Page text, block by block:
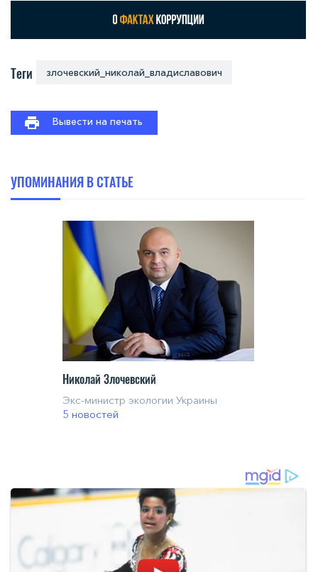
Теги злочевский_николай_владиславович
Вывести на печать
УПОМИНАНИЯ В СТАТЬЕ
Николай Злочевский
Экс-министр экологии Украины
5 новостей